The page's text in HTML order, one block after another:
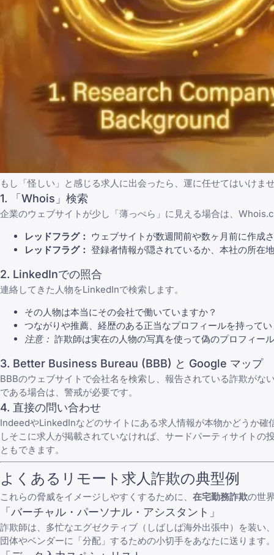
もし「怪しい」と感じる求人に出会ったら、運に任せてはいけま
1. 「Whois」検索
企業のウェブサイトが少し「薄っぺら」に見える場合は、
レッドフラグ： ウェブサイトが数週間前や数ヶ月前に作成
レッドフラグ： 登録者情報が隠されているか、本社の所在
2. LinkedInでの照合
連絡してきた人物をLinkedInで検索します。
その人物は本当にその会社で働いていますか？
つながりや推薦、経歴のある正当なプロフィールを持って
注意： 詐欺師は実在の人物の写真を使って偽のプロフィー
3. Better Business Bureau (BBB) と Google マップ
BBBのウェブサイトで会社名を検索し、報告されている詐欺が
である場合は、警戒が必要です。
4. 直接の問い合わせ
IndeedやLinkedInなどのサイトにある求人情報が本物かどうか
しそこに求人が掲載されていなければ、サードパーティサイトの
ともできます。
よくあるリモート求人詐欺の典型例
これらの脅威をイメージしやすくするために、 在宅勤務詐欺の世
「バーチャル・パーソナル・アシスタント」
詐欺師は、多忙なエグゼクティブ（しばしば海外出張中）を装
団体やベンダーに「分配」するための小切手をあなたに送りま